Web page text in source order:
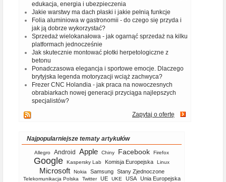
edukacja, energia i ubezpieczenia
Jakie warstwy ma dach płaski i jakie pełnią funkcje
Folia aluminiowa w gastronomii - do czego się przyda i
jak ją dobrze wykorzystać?
Sprzedaż wielokanałowa - jak ogarnąć sprzedaż na kilku
platformach jednocześnie
Jak skutecznie montować płotki herpetologiczne z
betonu
Ponadczasowa elegancja i sportowe emocje. Dlaczego
brytyjska legenda motoryzacji wciąż zachwyca?
Frezer CNC Holandia - jak praca na nowoczesnych
obrabiarkach nowej generacji przyciąga najlepszych
specjalistów?
Zapytaj o ofertę
Najpopularniejsze tematy artykułów
Allegro Android Apple Chiny Facebook Firefox
Google Kaspersky Lab Komisja Europejska Linux
Microsoft Nokia Samsung Stany Zjednoczone
Telekomunikacja Polska Twitter UE UKE USA Unia Europejska